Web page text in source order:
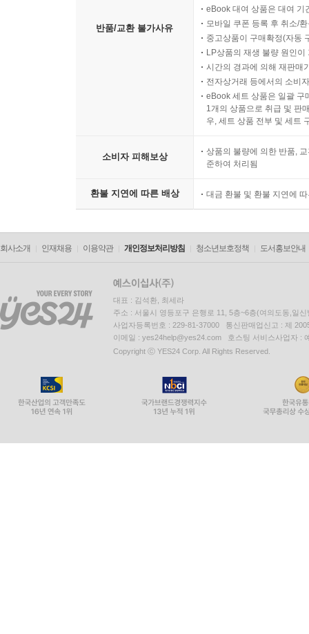
반품/교환 불가사유
eBook 대여 상품은 대여 기
모바일 쿠폰 등록 후 취소/
중고상품이 구매확정(자동
LP상품의 재생 불량 원인
시간의 경과에 의해 재판매
전자상거래 등에서의 소비
eBook 세트 상품은 일괄 구
1개의 상품으로 취급 및 판
우, 세트 상품 전부 및 세트
소비자 피해보상
상품의 불량에 의한 반품,
준하여 처리됨
환불 지연에 따른 배상 대금 환불 및 환불 지연에
회사소개 인재채용 이용약관 개인정보처리방침 청소년보호정책 도서홍보안내
대표 : 김석환, 최세라
주소 : 서울시 영등포구 은행로 11, 5층~6층(여의도동,일신
사업자등록번호 : 229-81-37000 통신판매업신고 : 제
이메일 : yes24help@yes24.com 호스팅 서비스사업자 :
Copyright ⓒ YES24 Corp. All Rights Reserved.